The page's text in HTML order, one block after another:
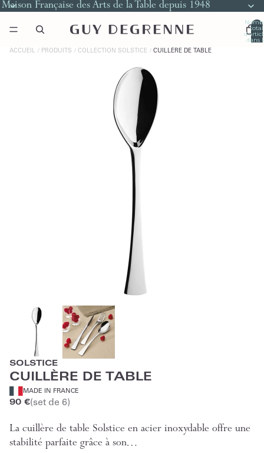
Maison Française des Arts de la Table depuis 1948
total
dans
ACCUEIL PRODUITS COLLECTION SOLSTICE CUILLÈRE DE TABLE
SOLSTICE
CUILLÈRE DE TABLE
MADE IN FRANCE
90 €(set de 6)
La cuillère de table Solstice en acier inoxydable offre une
stabilité parfaite grâce à son…